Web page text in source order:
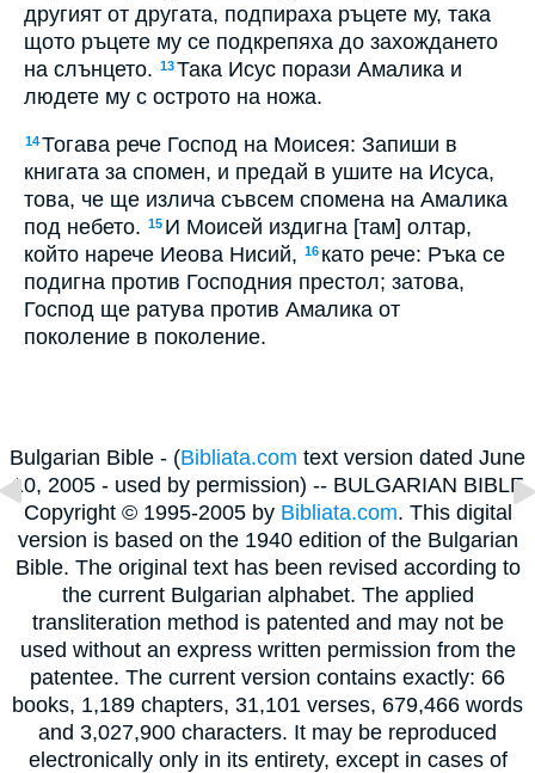
другият от другата, подпираха ръцете му, така
щото ръцете му се подкрепяха до захождането
на слънцето. 13Така Исус порази Амалика и
людете му с острото на ножа.
14Тогава рече Господ на Моисея: Запиши в
книгата за спомен, и предай в ушите на Исуса,
това, че ще излича съвсем спомена на Амалика
под небето. 15 И Моисей издигна [там] олтар,
който нарече Иеова Нисий, 16 като рече: Ръка се
подигна против Господния престол; затова,
Господ ще ратува против Амалика от
поколение в поколение.
Bulgarian Bible - (Bibliata.com text version dated June
10, 2005 - used by permission) -- BULGARIAN BIBLE
Copyright © 1995-2005 by Bibliata.com. This digital
version is based on the 1940 edition of the Bulgarian
Bible. The original text has been revised according to
the current Bulgarian alphabet. The applied
transliteration method is patented and may not be
used without an express written permission from the
patentee. The current version contains exactly: 66
books, 1,189 chapters, 31,101 verses, 679,466 words
and 3,027,900 characters. It may be reproduced
electronically only in its entirety, except in cases of